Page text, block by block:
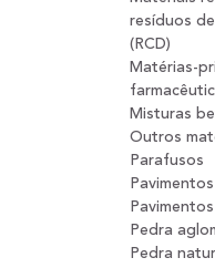
resíduos
(RCD)
Matérias-
Misturas
Outros
Parafusos
Pedra
Pedra